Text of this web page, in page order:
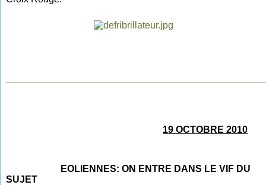
19 OCTOBRE 2010
EOLIENNES: ON ENTRE DANS LE VIF DU
SUJET